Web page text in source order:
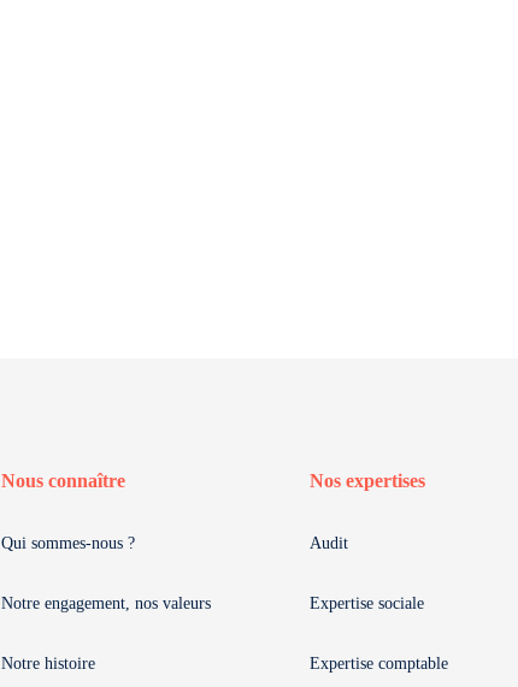
Nous connaître
Qui sommes-nous ?
Notre engagement, nos valeurs
Notre histoire
Nos expertises
Audit
Expertise sociale
Expertise comptable